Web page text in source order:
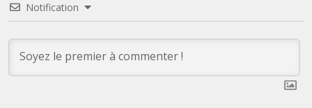
Notification